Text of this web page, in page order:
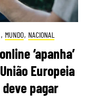
, MUNDO, NACIONAL
‘apanha’
Europeia
pagar